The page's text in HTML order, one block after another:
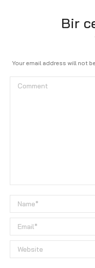
Bir
Your email address will not
Comment
Name *
Email *
Website